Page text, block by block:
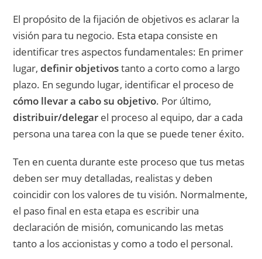
El propósito de la fijación de objetivos es aclarar la
visión para tu negocio. Esta etapa consiste en
identificar tres aspectos fundamentales: En primer
lugar,definir objetivostanto a corto como a largo
plazo. En segundo lugar, identificar el proceso de
cómo llevar a cabo su objetivo. Por último,
distribuir/delegar el proceso al equipo, dar a cada
persona una tarea con la que se puede tener éxito.
Ten en cuenta durante este proceso que tus metas
deben ser muy detalladas, realistas y deben
coincidir con los valores de tu visión. Normalmente,
el paso final en esta etapa es escribir una
declaración de misión, comunicando las metas
tanto a los accionistas y como a todo el personal.